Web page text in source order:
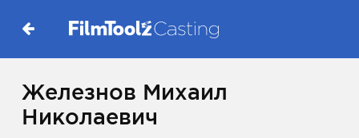
Железнов Михаил
Николаевич